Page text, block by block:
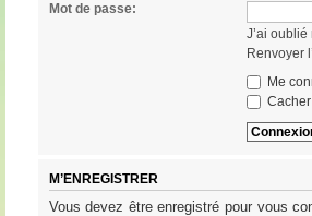
Mot de passe:
J’ai
Renvoyer
Me
M’ENREGISTRER
Vous devez être enregistré pour vous